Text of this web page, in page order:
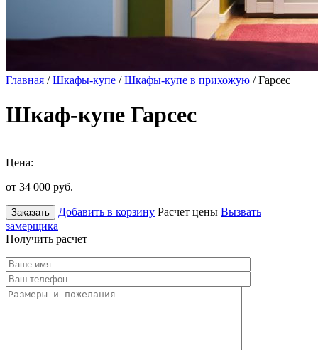
Главная /Шкафы-купе /Шкафы-купе в прихожую / Гарсес
Шкаф-купе Гарсес
Цена:
от 34 000 руб.
Заказать Добавить в корзину Расчет цены Вызвать
замерщика
Получить расчет